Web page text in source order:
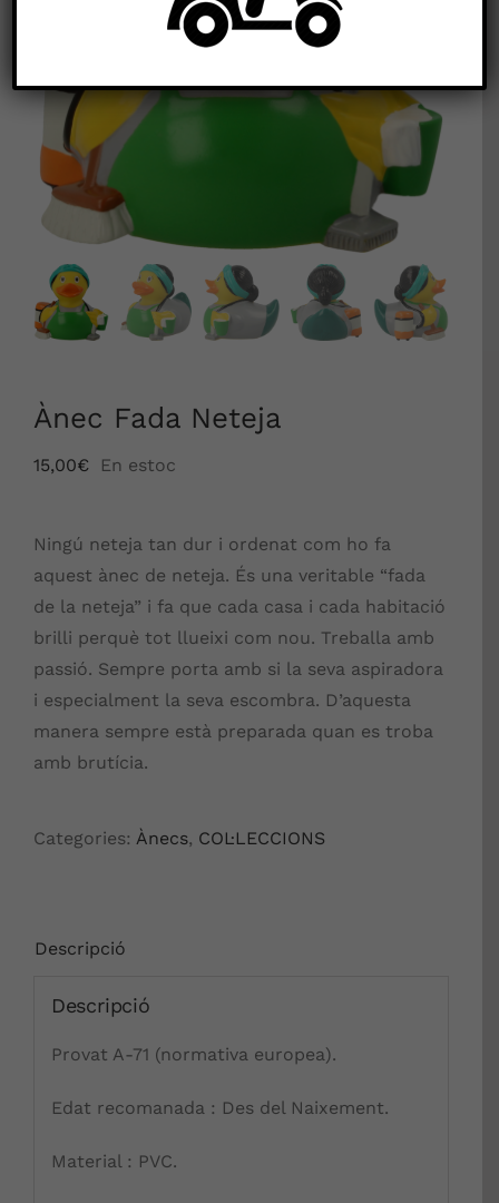
Ànec Fada Neteja
15,00€ En estoc
Ningú neteja tan dur i ordenat com ho fa
aquest ànec de neteja. És una veritable “fada
de la neteja” i fa que cada casa i cada habitació
brilli perquè tot llueixi com nou. Treballa amb
passió. Sempre porta amb si la seva aspiradora
i especialment la seva escombra. D’aquesta
manera sempre està preparada quan es troba
amb brutícia.
Categories: Ànecs, COL·LECCIONS
Descripció
Descripció
Provat A-71 (normativa europea).
Edat recomanada : Des del Naixement.
Material : PVC.